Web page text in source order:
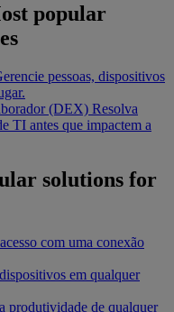
popular
pessoas, dispositivos
(DEX) Resolva
TI antes que impactem a
solutions for
com uma conexão
em qualquer
produtividade de qualquer